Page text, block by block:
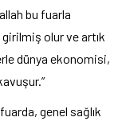
bu fuarla
olur ve artık
dünya ekonomisi,
genel sağlık